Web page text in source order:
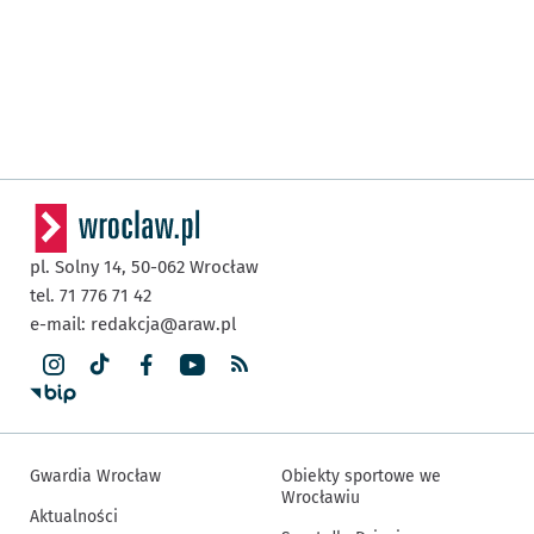
pl. Solny 14, 50-062 Wrocław
tel. 71 776 71 42
e-mail: redakcja@araw.pl
Gwardia Wrocław
Aktualności
Obiekty sportowe we
Wrocławiu